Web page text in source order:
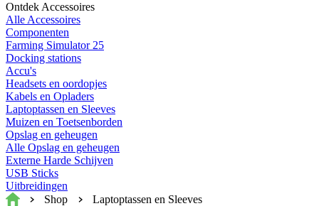
Ontdek Accessoires
Alle Accessoires
Componenten
Farming Simulator 25
Docking stations
Accu's
Headsets en oordopjes
Kabels en Opladers
Laptoptassen en Sleeves
Muizen en Toetsenborden
Opslag en geheugen
Alle Opslag en geheugen
Externe Harde Schijven
USB Sticks
Uitbreidingen
Home
Shop
Laptoptassen en Sleeves